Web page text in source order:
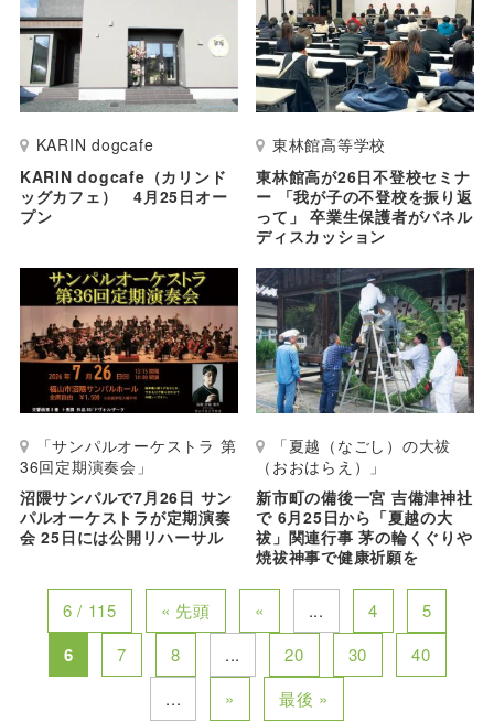
KARIN dogcafe
KARIN dogcafe（カリンド
ッグカフェ） 4月25日オー
プン
東林館高等学校
東林館高が26日不登校セミナ
ー 「我が子の不登校を振り返
って」 卒業生保護者がパネル
ディスカッション
「サンパルオーケストラ 第
36回定期演奏会」
沼隈サンパルで7月26日 サン
パルオーケストラが定期演奏
会 25日には公開リハーサル
「夏越（なごし）の大祓
（おおはらえ）」
新市町の備後一宮 吉備津神社
で 6月25日から「夏越の大
祓」関連行事 茅の輪くぐりや
焼祓神事で健康祈願を
6 / 115 « 先頭 « ... 4 5
6 7 8 ... 20 30
40
...
» 最後 »